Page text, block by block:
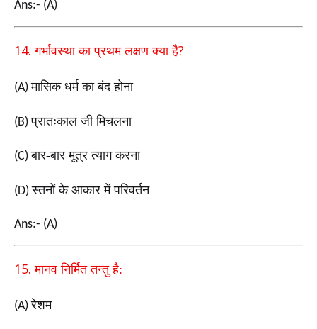
Ans:- (A)
14.गर्भावस्था का प्रथम लक्षण क्या है?
(A)मासिक धर्म का बंद होना
(B)प्रातःकाल जी मिचलना
(C)बार-बार मूत्र त्याग करना
(D)स्तनों के आकार में परिवर्तन
Ans:- (A)
15.मानव निर्मित तन्तु है:
(A)रेशम